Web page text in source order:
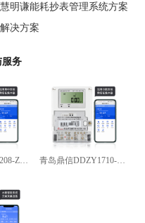
明谦能耗抄表管理系统方案
决方案
服务
Z型RS485通讯智能电能表
青岛鼎信DDZY1710-Z型单